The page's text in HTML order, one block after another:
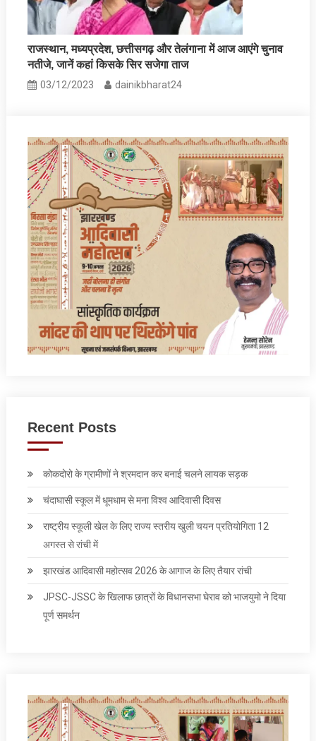
राजस्थान, मध्यप्रदेश, छत्तीसगढ़ और तेलंगाना में आज आएंगे चुनाव
नतीजे, जानें कहां किसके सिर सजेगा ताज
03/12/2023 dainikbharat24
Recent Posts
कोकदोरो के ग्रामीणों ने श्रमदान कर बनाई चलने लायक सड़क
चंदाघासी स्कूल में धूमधाम से मना विश्व आदिवासी दिवस
राष्ट्रीय स्कूली खेल के ल‍िए राज्य स्तरीय खुली चयन प्रतियोगिता 12
अगस्त से रांची में
झारखंड आदिवासी महोत्सव 2026 के आगाज के लिए तैयार रांची
JPSC-JSSC के खिलाफ छात्रों के विधानसभा घेराव को भाजयुमो ने द‍िया
पूर्ण समर्थन